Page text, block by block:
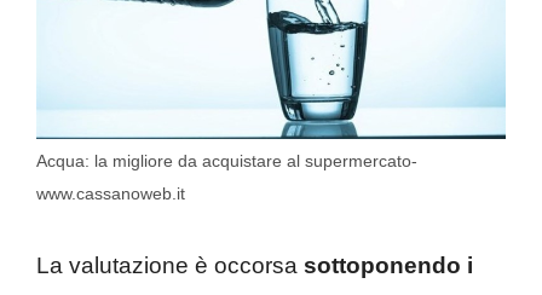
Acqua: la migliore da acquistare al supermercato-
www.cassanoweb.it
La valutazione è occorsa sottoponendo i